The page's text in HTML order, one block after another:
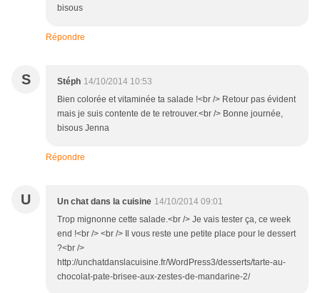
bisous
Répondre
S Stéph 14/10/2014 10:53
Bien colorée et vitaminée ta salade !<br /> Retour pas évident
mais je suis contente de te retrouver.<br /> Bonne journée,
bisous Jenna
Répondre
U Un chat dans la cuisine 14/10/2014 09:01
Trop mignonne cette salade.<br /> Je vais tester ça, ce week
end !<br /> <br /> Il vous reste une petite place pour le dessert
?<br />
http://unchatdanslacuisine.fr/WordPress3/desserts/tarte-au-
chocolat-pate-brisee-aux-zestes-de-mandarine-2/